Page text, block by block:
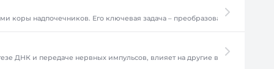
коры надпочечников. Его ключевая задача – преобразование
ДНК и передаче нервных импульсов, влияет на другие важные